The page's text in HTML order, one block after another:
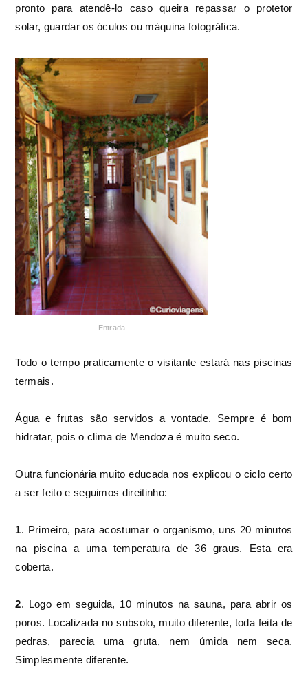
pronto para atendê-lo caso queira repassar o protetor
solar, guardar os óculos ou máquina fotográfica.
Entrada
Todo o tempo praticamente o visitante estará nas piscinas
termais.
Água e frutas são servidos a vontade. Sempre é bom
hidratar, pois o clima de Mendoza é muito seco.
Outra funcionária muito educada nos explicou o ciclo certo
a ser feito e seguimos direitinho:
1. Primeiro, para acostumar o organismo, uns 20 minutos
na piscina a uma temperatura de 36 graus. Esta era
coberta.
2. Logo em seguida, 10 minutos na sauna, para abrir os
poros. Localizada no subsolo, muito diferente, toda feita de
pedras, parecia uma gruta, nem úmida nem seca.
Simplesmente diferente.